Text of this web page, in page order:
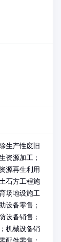
生产性废旧
资源加工；
源再生利用
石方工程施
场地设施工
设备零售；
设备销售；
机械设备销